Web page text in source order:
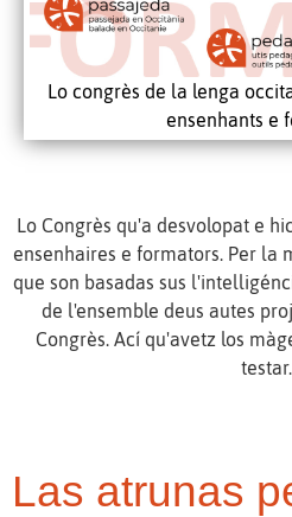
Lo congrès de la lenga
ensenhants e
Lo Congrès qu'a desvolopat e
ensenhaires e formators. Per la
que son basadas sus
de l'ensemble deus autes
Congrès. Ací qu'avetz los
testar.
Las atrunas